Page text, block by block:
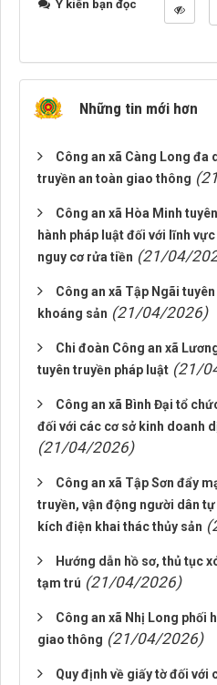
Ý kiến bạn đọc
Những tin mới hơn
Công an xã Càng Long đa
truyền an toàn giao thông
Công an xã Hòa Minh
hành pháp luật đối với lĩnh
nguy cơ rửa tiền (21/04/
Công an xã Tập Ngãi
khoáng sản (21/04/2026)
Chi đoàn Công an xã
tuyên truyền pháp luật (21/
Công an xã Bình Đại tổ
đối với các cơ sở kinh doanh
(21/04/2026)
Công an xã Tập Sơn đẩy
truyền, vận động người dân
kích điện khai thác thủy sản
Hướng dẫn hồ sơ, thủ tục
tạm trú (21/04/2026)
Công an xã Nhị Long phối
giao thông (21/04/2026)
Quy định về giấy tờ đối với